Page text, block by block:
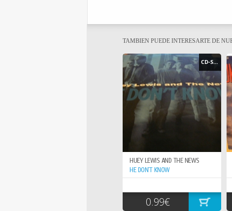
TAMBIEN PUEDE INTERESARTE DE
CD-SINGLE
HUEY LEWIS AND THE NEWS
HE DON`T KNOW
0.99€